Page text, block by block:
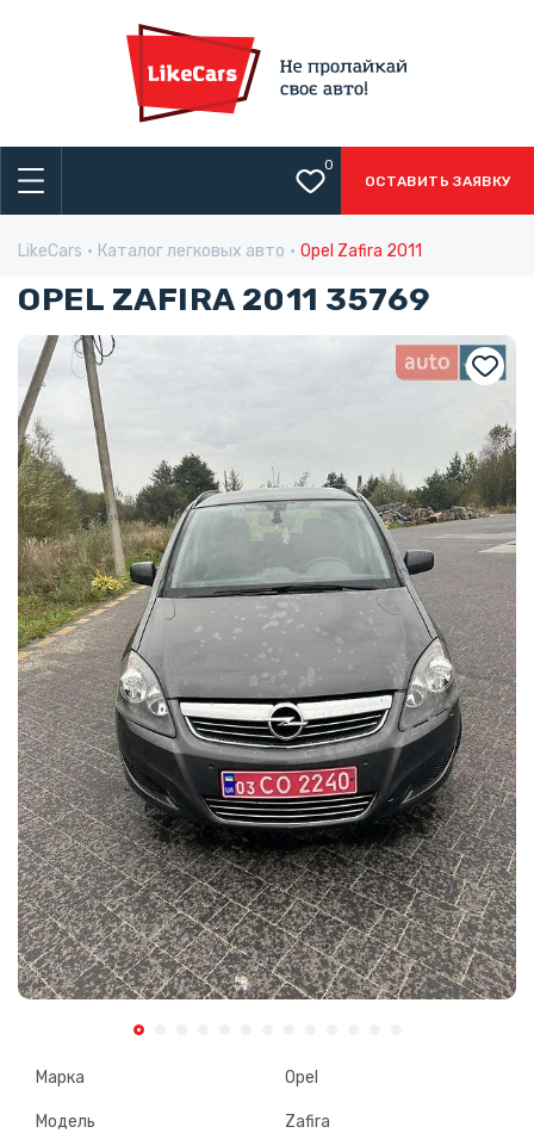
0
ОСТАВИТЬ ЗАЯВКУ
LikeCars Каталог легковых авто Opel Zafira 2011
OPEL ZAFIRA 2011 35769
Марка Opel
Модель Zafira